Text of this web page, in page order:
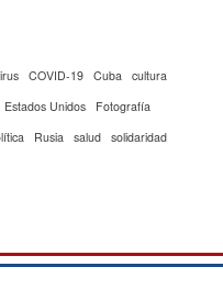
COVID-19 Cuba
cultura
Estados Unidos
Fotografía
Rusia salud solidaridad